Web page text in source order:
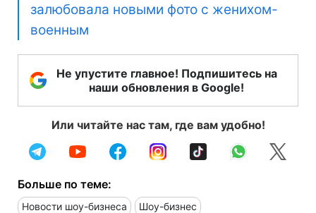
залюбовала новыми фото с женихом-
военным
Не упустите главное! Подпишитесь на
наши обновления в Google!
Или читайте нас там, где вам удобно!
Больше по теме:
Новости шоу-бизнеса Шоу-бизнес